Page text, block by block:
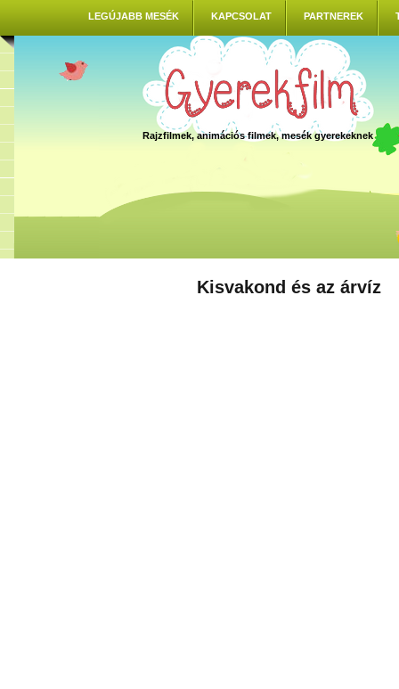
LEGÚJABB MESÉK KAPCSOLAT PARTNEREK
Rajzfilmek, animációs filmek, mesék gyerekeknek
Kisvakond és az árvíz